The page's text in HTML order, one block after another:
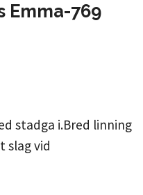
Emma-769
stadga i.Bred linning
slag vid